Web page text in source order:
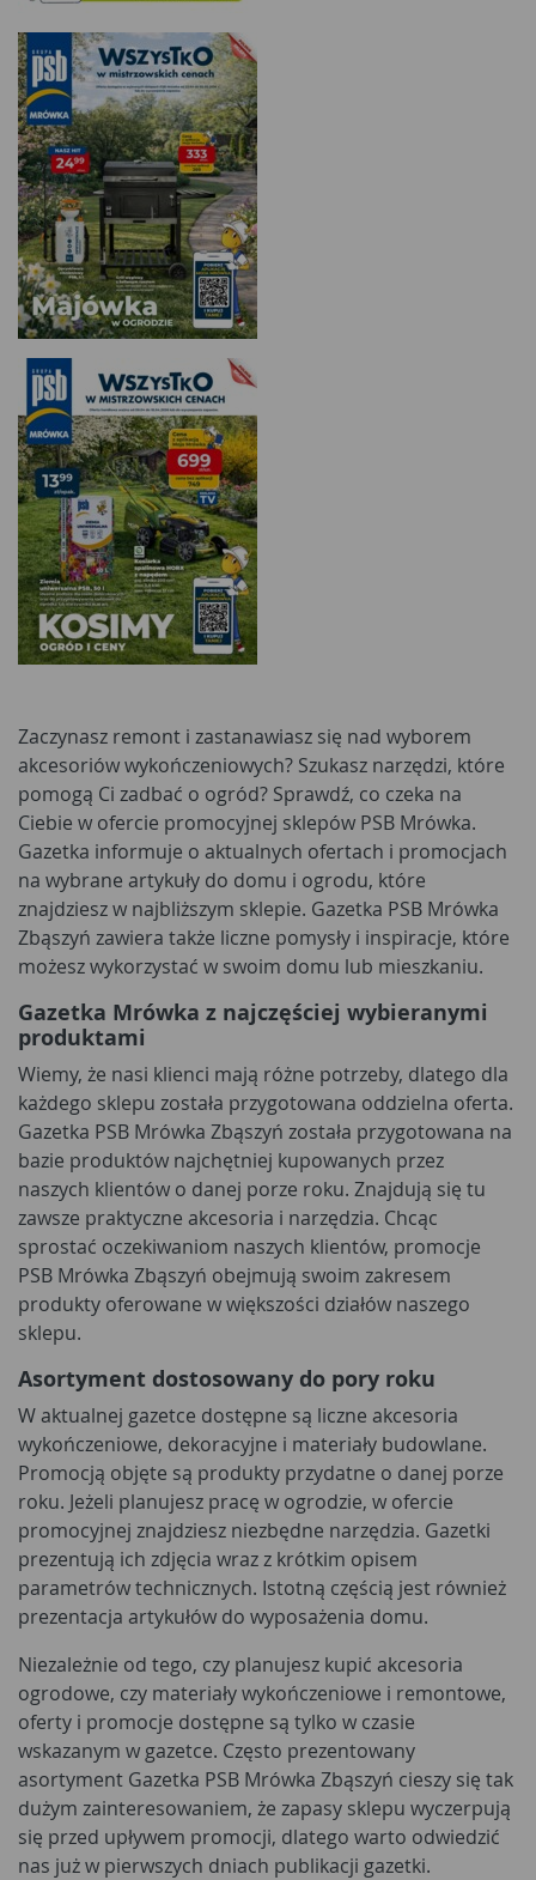
Zaczynasz remont i zastanawiasz się nad wyborem
akcesoriów wykończeniowych? Szukasz narzędzi, które
pomogą Ci zadbać o ogród? Sprawdź, co czeka na
Ciebie w ofercie promocyjnej sklepów PSB Mrówka.
Gazetka informuje o aktualnych ofertach i promocjach
na wybrane artykuły do domu i ogrodu, które
znajdziesz w najbliższym sklepie. Gazetka PSB Mrówka
Zbąszyń zawiera także liczne pomysły i inspiracje, które
możesz wykorzystać w swoim domu lub mieszkaniu.
Gazetka Mrówka z najczęściej wybieranymi
produktami
Wiemy, że nasi klienci mają różne potrzeby, dlatego dla
każdego sklepu została przygotowana oddzielna oferta.
Gazetka PSB Mrówka Zbąszyń została przygotowana na
bazie produktów najchętniej kupowanych przez
naszych klientów o danej porze roku. Znajdują się tu
zawsze praktyczne akcesoria i narzędzia. Chcąc
sprostać oczekiwaniom naszych klientów, promocje
PSB Mrówka Zbąszyń obejmują swoim zakresem
produkty oferowane w większości działów naszego
sklepu.
Asortyment dostosowany do pory roku
W aktualnej gazetce dostępne są liczne akcesoria
wykończeniowe, dekoracyjne i materiały budowlane.
Promocją objęte są produkty przydatne o danej porze
roku. Jeżeli planujesz pracę w ogrodzie, w ofercie
promocyjnej znajdziesz niezbędne narzędzia. Gazetki
prezentują ich zdjęcia wraz z krótkim opisem
parametrów technicznych. Istotną częścią jest również
prezentacja artykułów do wyposażenia domu.
Niezależnie od tego, czy planujesz kupić akcesoria
ogrodowe, czy materiały wykończeniowe i remontowe,
oferty i promocje dostępne są tylko w czasie
wskazanym w gazetce. Często prezentowany
asortyment Gazetka PSB Mrówka Zbąszyń cieszy się tak
dużym zainteresowaniem, że zapasy sklepu wyczerpują
się przed upływem promocji, dlatego warto odwiedzić
nas już w pierwszych dniach publikacji gazetki.